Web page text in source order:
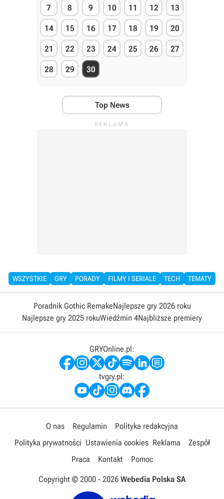
7 8 9 10 11 12 13
14 15 16 17 18 19 20
21 22 23 24 25 26 27
28 29 30
Top News
WSZYSTKIE GRY PORADY FILMY I SERIALE TECH TEMATY
Poradnik Gothic RemakeNajlepsze gry 2026 roku
Najlepsze gry 2025 rokuWiedźmin 4Najbliższe premiery
GRYOnline.pl:
tvgry.pl:
O nas Regulamin
Polityka redakcyjna
Polityka prywatności Ustawienia cookies Reklama
Zespół
Praca
Kontakt Pomoc
Copyright © 2000 - 2026 Webedia Polska SA